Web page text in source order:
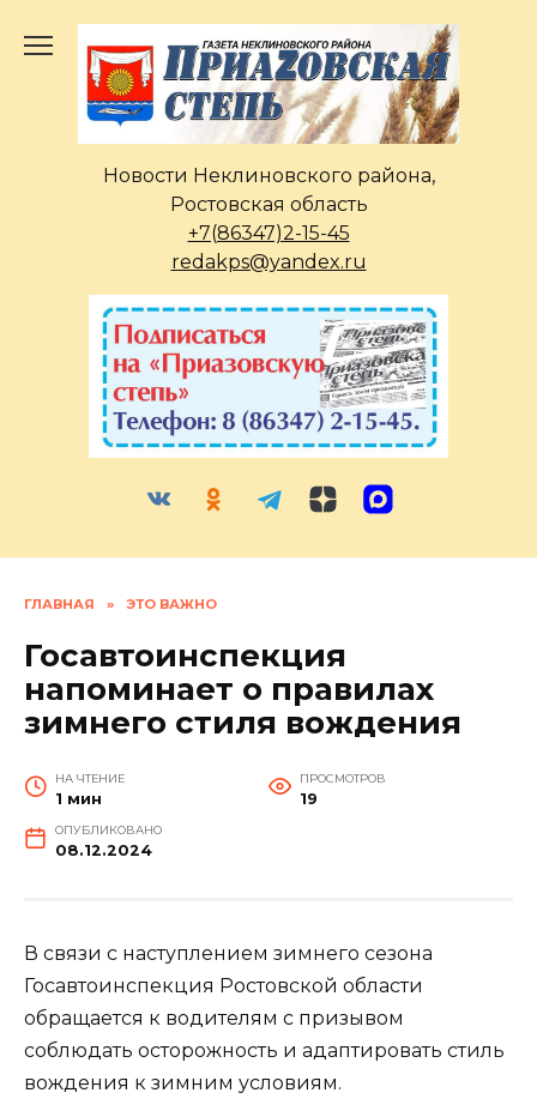
содержанию
Новости Неклиновского района,
Ростовская область
+7(86347)2-15-45
redakps@yandex.ru
ГЛАВНАЯ » ЭТО ВАЖНО
Госавтоинспекция
напоминает о правилах
зимнего стиля вождения
НА ЧТЕНИЕ
1 мин
ПРОСМОТРОВ
19
ОПУБЛИКОВАНО
08.12.2024
В связи с наступлением зимнего сезона
Госавтоинспекция Ростовской области
обращается к водителям с призывом
соблюдать осторожность и адаптировать стиль
вождения к зимним условиям.